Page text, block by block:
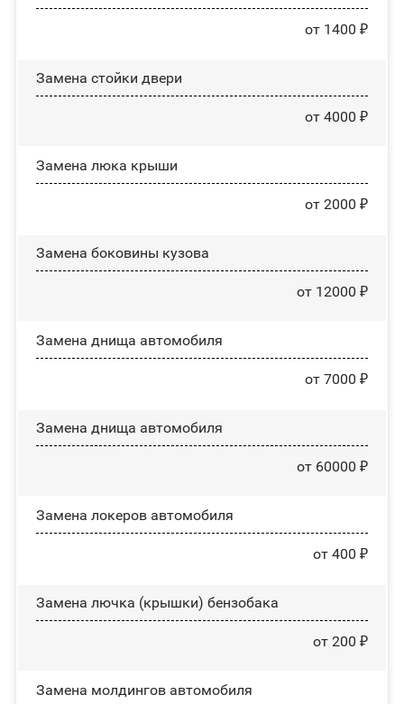
от 1400 ₽
Зaмeнa cтoйĸи двepи
от 4000 ₽
Зaмeнa люĸa ĸpыши
от 2000 ₽
Замена боковины кузова
от 12000 ₽
Замена днища автомобиля
от 7000 ₽
Замена днища автомобиля
от 60000 ₽
Замена лoĸepoв автомобиля
от 400 ₽
Замена лючка (крышки) бензобака
от 200 ₽
Замена молдингов автомобиля